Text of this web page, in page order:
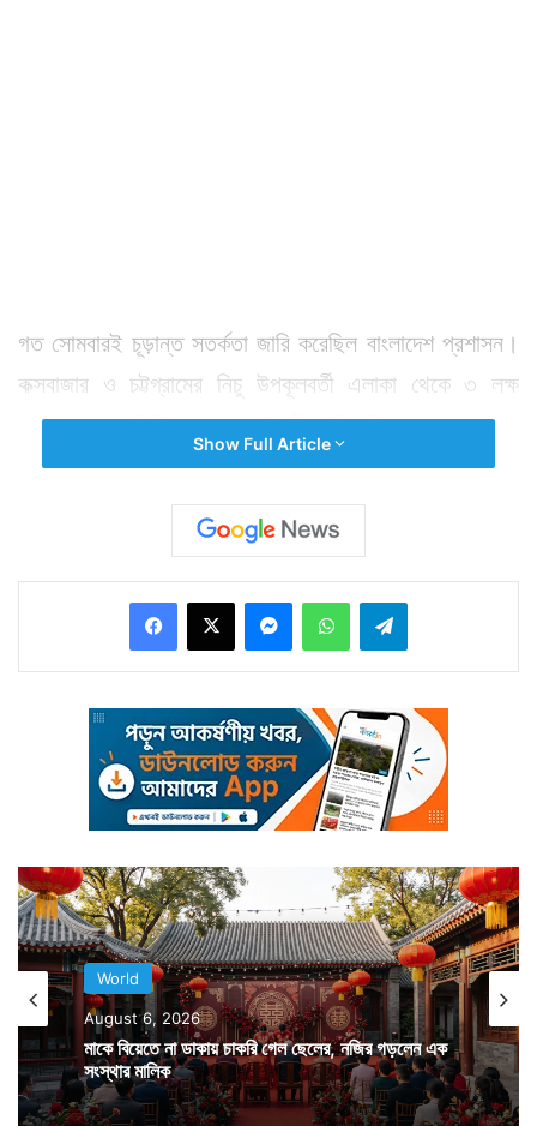
গত সোমবারই চূড়ান্ত সতর্কতা জারি করেছিল বাংলাদেশ প্রশাসন।
কক্সবাজার ও চট্টগ্রামের নিচু উপকূলবর্তী এলাকা থেকে ৩ লক্ষ
মানুষকে ত্রাণ শিবিরে আগেভাগেই নিয়ে গিয়েছিল প্রশাসন। যার
আতঙ্কে এত আয়োজন সেই সাইক্লোন ‘মোরা’ মঙ্গলবার সকাল
৬টার সময় আছড়ে পড়ল বাংলাদেশ উপকূলে। কক্সবাজার ও
চট্টগ্রামের মাঝামাঝি এলাকা দিয়ে স্থলভূমিতে প্রবেশ করে ‘মোরা’।
ঝড়ের গতিবেগ ছিল ঘণ্টায় ১১৭ কিলোমিটার। ঝড়ের দাপটে প্রচুর
ক্ষয়ক্ষতি হয়েছে বলে খবর মিলেছে। শতাধিক বাড়ি ঝড়ে উড়ে
গেছে। উপড়ে পড়েছে অসংখ্য গাছ, বিদ্যুতের খুঁটি। উপকূলীয়
এলাকায় ১০ নম্বর মহাবিপদ সংকেত জারি করেছে বাংলাদেশ
প্রশাসন। সমুদ্র উত্তাল রয়েছে। বৃষ্টিও শুরু হয়েছে। প্রবল বৃষ্টির
জেরে বন্যার আশঙ্কা করছে বাংলাদেশ প্রশাসন। ডিজাস্টার
ম্যানেজমেন্ট গ্রুপের সদস্যদের তৈরি রাখা হয়েছে। এদিকে
আবহবিদরা জানাচ্ছেন, এই সাইক্লোন ক্রমশ ভারতের উত্তরপূর্ব
দিকে চলে যাবে। যার জেরে আগামী ২৪ ঘণ্টায় উত্তরপূর্ব ভারতে
প্রবল বৃষ্টির সম্ভাবনা রয়েছে বলে মনে করছেন তাঁরা।
Show Full Article
World
August 6, 2026
মাকে বিয়েতে না ডাকায় চাকরি গেল ছেলের, নজির গড়লেন এক
সংস্থার মালিক